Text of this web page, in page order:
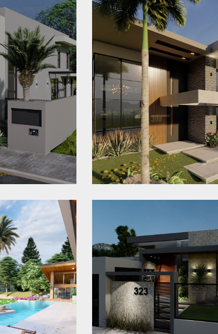
Casa MA
Mafra - SC